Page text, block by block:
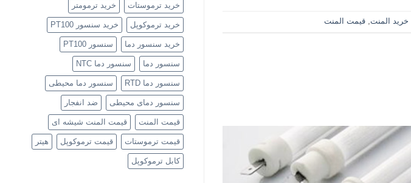
خرید المنت, قیمت المنت
خرید ترموستات خرید ترمومتر
خرید ترموکوپل خرید سنسور PT100
خرید سنسور دما سنسور PT100
سنسور دما سنسور دما NTC
سنسور دما RTD سنسور دما محیطی
سنسور دمای محیطی ضد انفجار
قیمت المنت قیمت المنت شیشه ای
قیمت ترموستات قیمت ترموکوپل هیتر
کابل ترموکوپل